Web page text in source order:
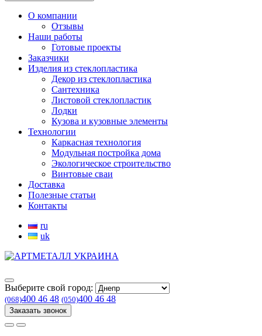
О компании
Отзывы
Наши работы
Готовые проекты
Заказчики
Изделия из стеклопластика
Декор из стеклопластика
Сантехника
Листовой стеклопластик
Лодки
Кузова и кузовные элементы
Технологии
Каркасная технология
Модульная постройка дома
Экологическое строительство
Винтовые сваи
Доставка
Полезные статьи
Контакты
ru
uk
Выберите свой город:
(068)400 46 48 (050)400 46 48
Заказать звонок